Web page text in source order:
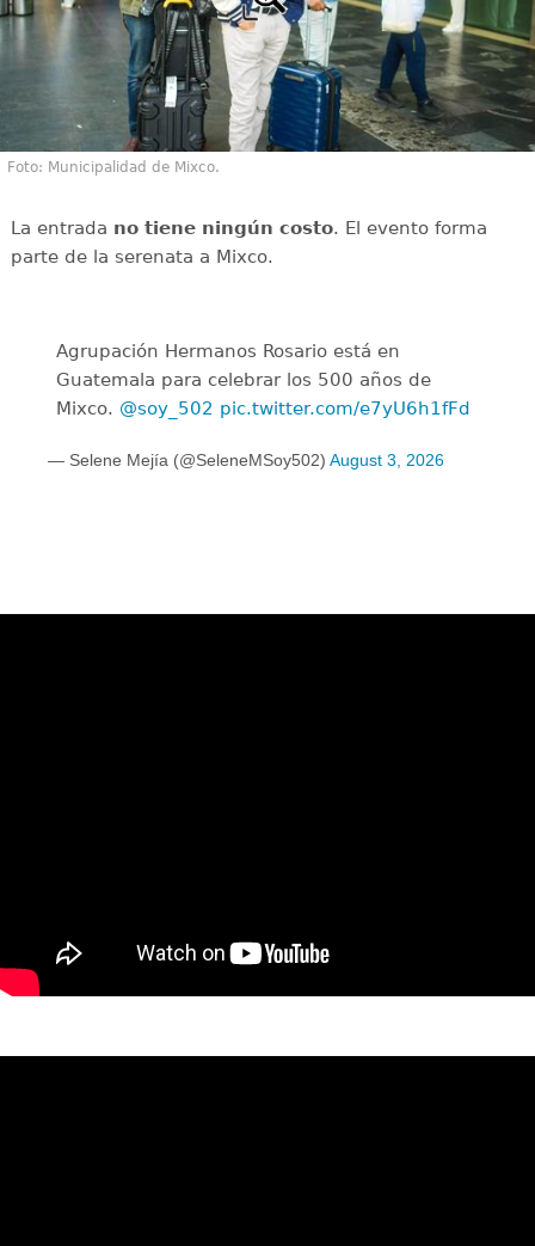
Foto: Municipalidad de Mixco.
La entrada no tiene ningún costo. El evento forma
parte de la serenata a Mixco.
Agrupación Hermanos Rosario está en
Guatemala para celebrar los 500 años de
Mixco. @soy_502 pic.twitter.com/e7yU6h1fFd
— Selene Mejía (@SeleneMSoy502) August 3, 2026